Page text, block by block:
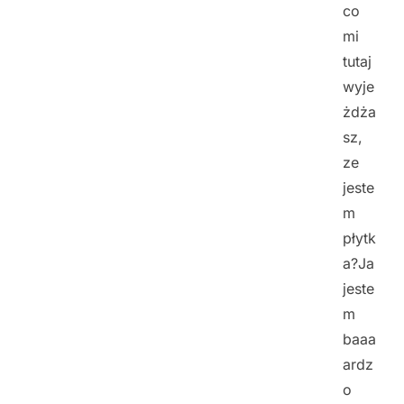
co
mi
tutaj
wyje
żdża
sz,
ze
jeste
m
płytk
a?Ja
jeste
m
baaa
ardz
o